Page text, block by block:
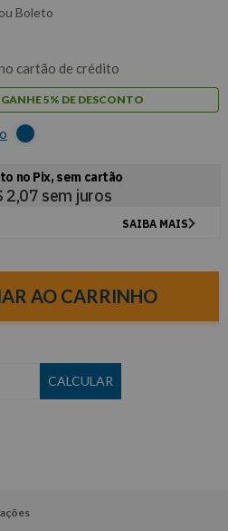
Boleto
cartão de crédito
5% DE DESCONTO
AO CARRINHO